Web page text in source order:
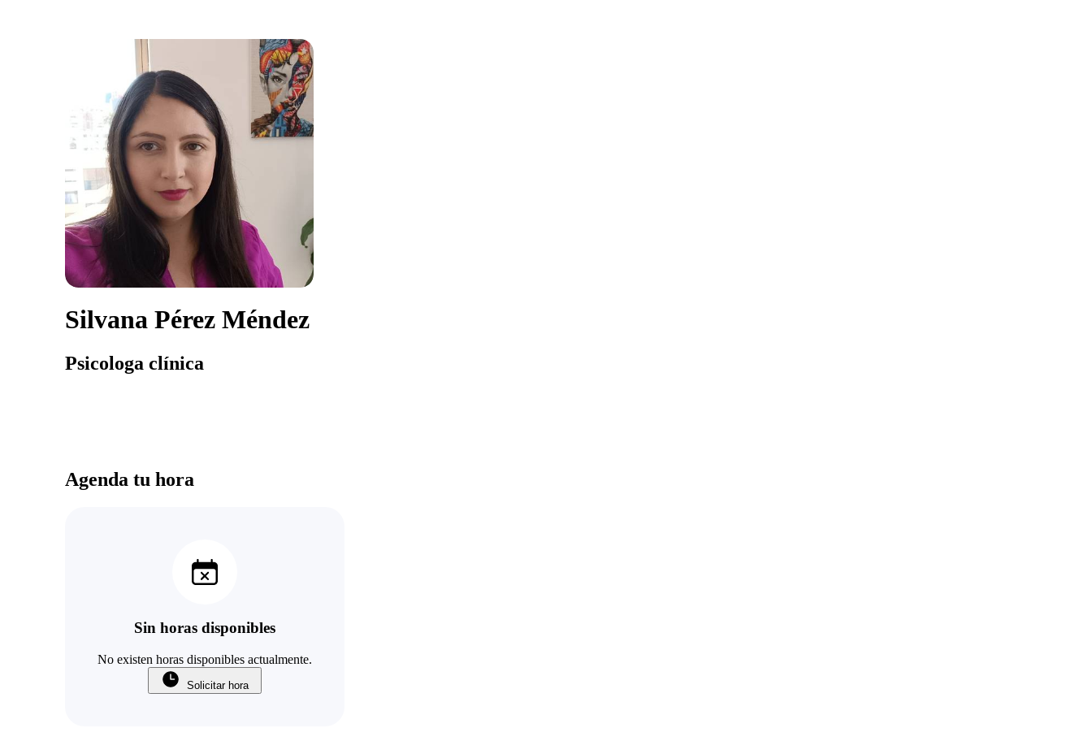
Silvana Pérez Méndez
Psicologa clínica
Agenda tu hora
Sin horas disponibles
No existen horas disponibles actualmente.
Solicitar hora